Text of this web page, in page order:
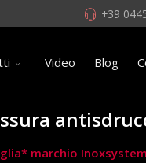
+39
Video Blog
marchio